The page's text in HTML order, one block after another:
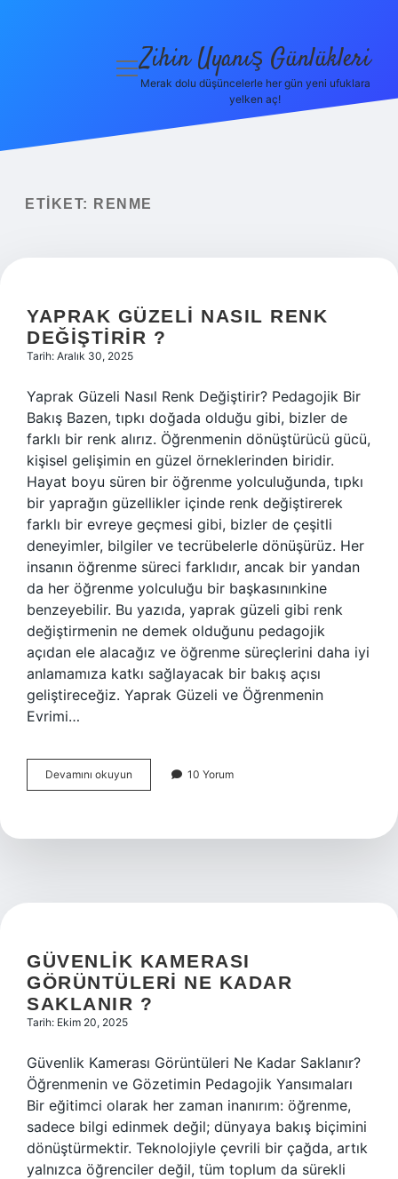
Politikası
menüyü
Zihin Uyanış Günlükleri
Merak dolu düşüncelerle her gün yeni ufuklara
yelken aç!
ETIKET: RENME
YAPRAK GÜZELI NASIL RENK
DEĞIŞTIRIR ?
Tarih: Aralık 30, 2025
Yaprak Güzeli Nasıl Renk Değiştirir? Pedagojik Bir
Bakış Bazen, tıpkı doğada olduğu gibi, bizler de
farklı bir renk alırız. Öğrenmenin dönüştürücü gücü,
kişisel gelişimin en güzel örneklerinden biridir.
Hayat boyu süren bir öğrenme yolculuğunda, tıpkı
bir yaprağın güzellikler içinde renk değiştirerek
farklı bir evreye geçmesi gibi, bizler de çeşitli
deneyimler, bilgiler ve tecrübelerle dönüşürüz. Her
insanın öğrenme süreci farklıdır, ancak bir yandan
da her öğrenme yolculuğu bir başkasınınkine
benzeyebilir. Bu yazıda, yaprak güzeli gibi renk
değiştirmenin ne demek olduğunu pedagojik
açıdan ele alacağız ve öğrenme süreçlerini daha iyi
anlamamıza katkı sağlayacak bir bakış açısı
geliştireceğiz. Yaprak Güzeli ve Öğrenmenin
Evrimi…
Devamını okuyun
güzeli
değiştirir
10 Yorum
GÜVENLIK KAMERASI
GÖRÜNTÜLERI NE KADAR
SAKLANIR ?
Tarih: Ekim 20, 2025
Güvenlik Kamerası Görüntüleri Ne Kadar Saklanır?
Öğrenmenin ve Gözetimin Pedagojik Yansımaları
Bir eğitimci olarak her zaman inanırım: öğrenme,
sadece bilgi edinmek değil; dünyaya bakış biçimini
dönüştürmektir. Teknolojiyle çevrili bir çağda, artık
yalnızca öğrenciler değil, tüm toplum da sürekli